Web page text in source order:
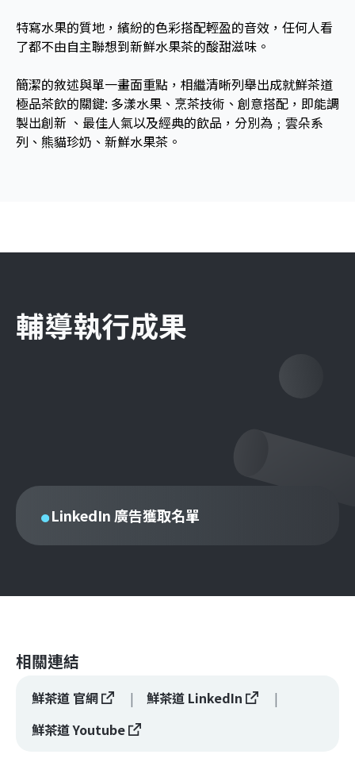
特寫水果的質地，繽紛的色彩搭配輕盈的音效，任何人看
了都不由自主聯想到新鮮水果茶的酸甜滋味。
簡潔的敘述與單一畫面重點，相繼清晰列舉出成就鮮茶道
極品茶飲的關鍵: 多漾水果、烹茶技術、創意搭配，即能調
製出創新 、最佳人氣以及經典的飲品，分別為﹔雲朵系
列、熊貓珍奶、新鮮水果茶。
輔導執行成果
LinkedIn 廣告獲取名單
相關連結
鮮茶道 官網
鮮茶道 LinkedIn
鮮茶道 Youtube